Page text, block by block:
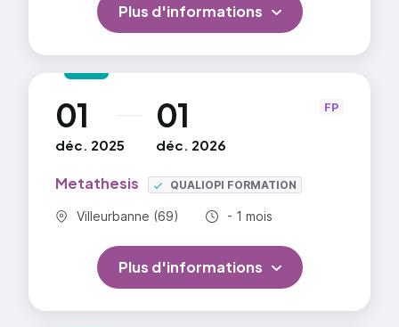
Plus d'informations
01
déc. 2025
au 01
déc. 2026
Metathesis QUALIOPI FORMATION
Commune :
Villeurbanne (69) Durée totale :
- 1 mois
FP
Plus d'informations